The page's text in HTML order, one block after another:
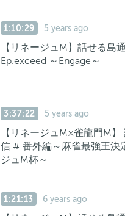
1:10:29 5 years ago
【リネージュM】話せる島
Ep.exceed ～Engage～
3:37:22 5 years ago
【リネージュM×雀龍門M】
信 # 番外編～麻雀最強王決
ジュM杯～
1:21:13 6 years ago